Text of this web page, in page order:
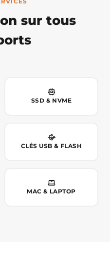
sur tous
SSD & NVME
CLÉS USB & FLASH
MAC & LAPTOP